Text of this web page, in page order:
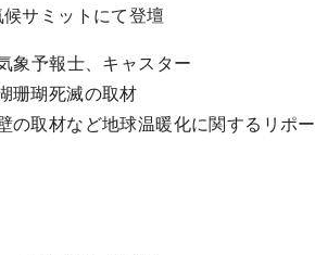
サミットにて登壇
予報士、キャスター
珊瑚死滅の取材
の取材など地球温暖化に関するリポ